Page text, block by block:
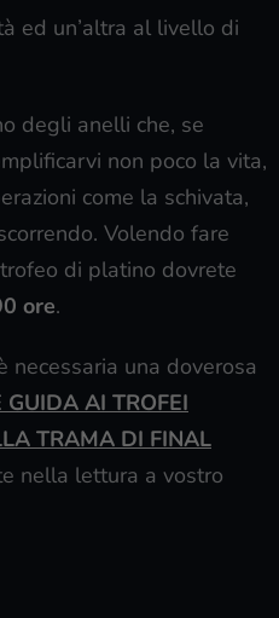
ed un’altra al livello di
degli anelli che, se
non poco la vita,
come la schivata,
Volendo fare
di platino dovrete
ore.
necessaria una doverosa
GUIDA AI TROFEI
TRAMA DI FINAL
nella lettura a vostro